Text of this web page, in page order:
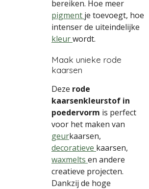
bereiken. Hoe meer
pigment je toevoegt, hoe
intenser de uiteindelijke
kleurwordt.
Maak unieke rode
kaarsen
Deze rode
kaarsenkleurstof in
poedervorm is perfect
voor het maken van
geurkaarsen,
decoratieve kaarsen,
waxmelts en andere
creatieve projecten.
Dankzij de hoge